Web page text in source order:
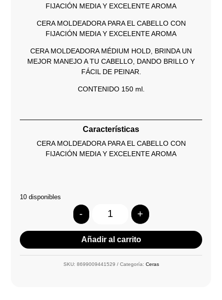
FIJACIÓN MEDIA Y EXCELENTE AROMA
CERA MOLDEADORA PARA EL CABELLO CON
FIJACIÓN MEDIA Y EXCELENTE AROMA
CERA MOLDEADORA MÉDIUM HOLD, BRINDA UN
MEJOR MANEJO A TU CABELLO, DANDO BRILLO Y
FÁCIL DE PEINAR.
CONTENIDO 150 ml.
Características
CERA MOLDEADORA PARA EL CABELLO CON
FIJACIÓN MEDIA Y EXCELENTE AROMA
10 disponibles
Quantity
- +
Añadir al carrito
SKU: 8699009441529 Categoría: Ceras